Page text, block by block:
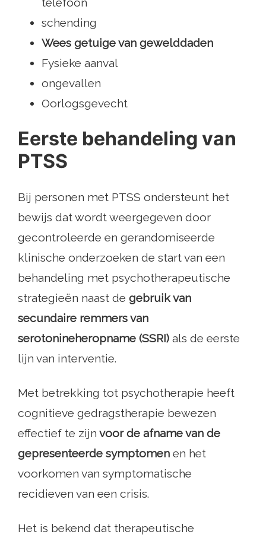
telefoon
schending
Wees getuige van gewelddaden
Fysieke aanval
ongevallen
Oorlogsgevecht
Eerste behandeling van
PTSS
Bij personen met PTSS ondersteunt het
bewijs dat wordt weergegeven door
gecontroleerde en gerandomiseerde
klinische onderzoeken de start van een
behandeling met psychotherapeutische
strategieën naast de gebruik van
secundaire remmers van
serotonineheropname (SSRI) als de eerste
lijn van interventie.
Met betrekking tot psychotherapie heeft
cognitieve gedragstherapie bewezen
effectief te zijn voor de afname van de
gepresenteerde symptomen en het
voorkomen van symptomatische
recidieven van een crisis.
Het is bekend dat therapeutische